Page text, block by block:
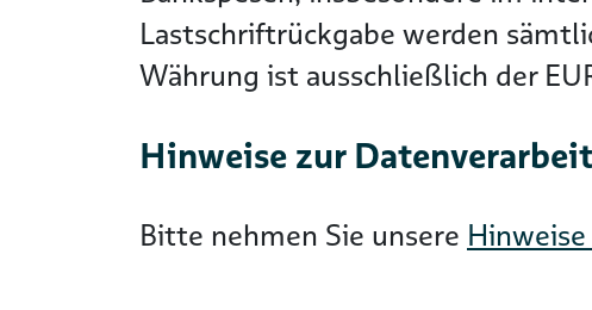
Lastschriftrückgabe werden
Währung ist ausschließlich der
Hinweise zur
Bitte nehmen Sie unsere